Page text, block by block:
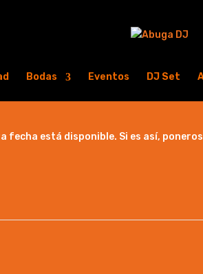
Bodas Eventos DJ Set
fecha está disponible. Si es así,